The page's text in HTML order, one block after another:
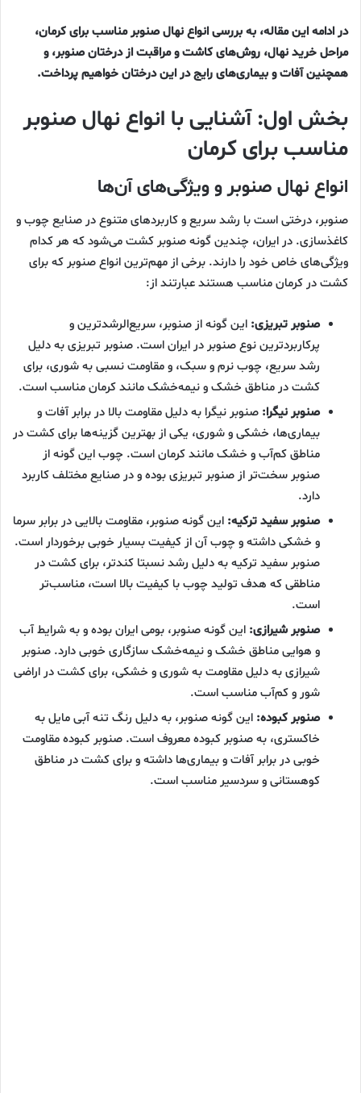
در ادامه این مقاله، به بررسی انواع نهال صنوبر مناسب برای کرمان،
مراحل خرید نهال، روش‌های کاشت و مراقبت از درختان صنوبر، و
همچنین آفات و بیماری‌های رایج در این درختان خواهیم پرداخت.
بخش اول: آشنایی با انواع نهال صنوبر
مناسب برای کرمان
انواع نهال صنوبر و ویژگی‌های آن‌ها
صنوبر، درختی است با رشد سریع و کاربردهای متنوع در صنایع چوب و
کاغذسازی. در ایران، چندین گونه صنوبر کشت می‌شود که هر کدام
ویژگی‌های خاص خود را دارند. برخی از مهم‌ترین انواع صنوبر که برای
کشت در کرمان مناسب هستند عبارتند از:
صنوبر تبریزی: این گونه از صنوبر، سریع‌الرشدترین و
پرکاربردترین نوع صنوبر در ایران است. صنوبر تبریزی به دلیل
رشد سریع، چوب نرم و سبک، و مقاومت نسبی به شوری، برای
کشت در مناطق خشک و نیمه‌خشک مانند کرمان مناسب است.
صنوبر نیگرا: صنوبر نیگرا به دلیل مقاومت بالا در برابر آفات و
بیماری‌ها، خشکی و شوری، یکی از بهترین گزینه‌ها برای کشت در
مناطق کم‌آب و خشک مانند کرمان است. چوب این گونه از
صنوبر سخت‌تر از صنوبر تبریزی بوده و در صنایع مختلف کاربرد
دارد.
صنوبر سفید ترکیه: این گونه صنوبر، مقاومت بالایی در برابر سرما
و خشکی داشته و چوب آن از کیفیت بسیار خوبی برخوردار است.
صنوبر سفید ترکیه به دلیل رشد نسبتا کندتر، برای کشت در
مناطقی که هدف تولید چوب با کیفیت بالا است، مناسب‌تر
است.
صنوبر شیرازی: این گونه صنوبر، بومی ایران بوده و به شرایط آب
و هوایی مناطق خشک و نیمه‌خشک سازگاری خوبی دارد. صنوبر
شیرازی به دلیل مقاومت به شوری و خشکی، برای کشت در اراضی
شور و کم‌آب مناسب است.
صنوبر کبوده: این گونه صنوبر، به دلیل رنگ تنه آبی مایل به
خاکستری، به صنوبر کبوده معروف است. صنوبر کبوده مقاومت
خوبی در برابر آفات و بیماری‌ها داشته و برای کشت در مناطق
کوهستانی و سردسیر مناسب است.